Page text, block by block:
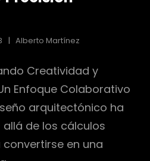
Alberto Martínez
Creatividad y
Enfoque Colaborativo
arquitectónico ha
de los cálculos
en una